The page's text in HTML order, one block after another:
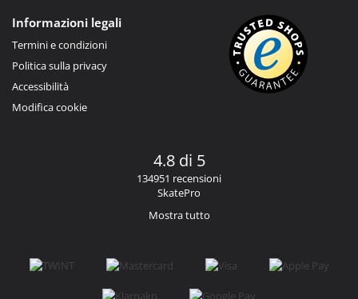
Informazioni legali
Termini e condizioni
Politica sulla privacy
Accessibilità
Modifica cookie
4.8 di 5
134951 recensioni
SkatePro
Mostra tutto